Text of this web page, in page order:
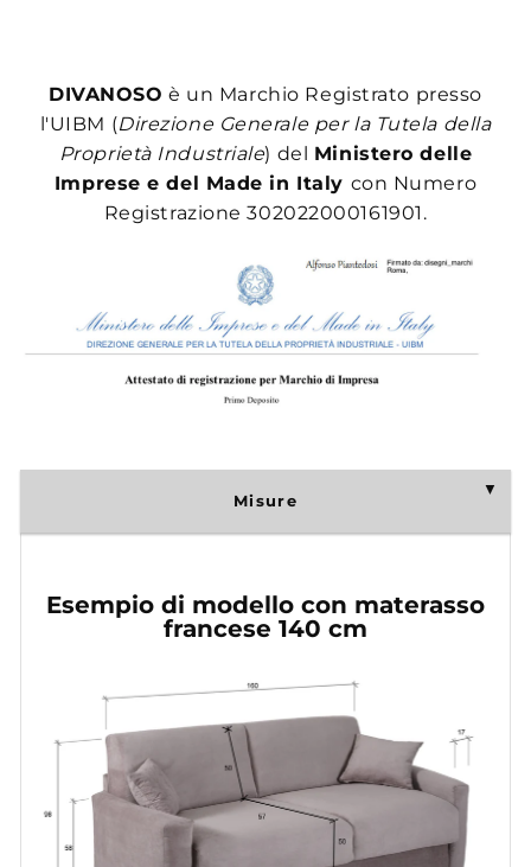
DIVANOSO è un Marchio Registrato presso
l'UIBM (Direzione Generale per la Tutela della
Proprietà Industriale) del Ministero delle
Imprese e del Made in Italy con Numero
Registrazione 302022000161901.
Misure
Esempio di modello con materasso
francese 140 cm